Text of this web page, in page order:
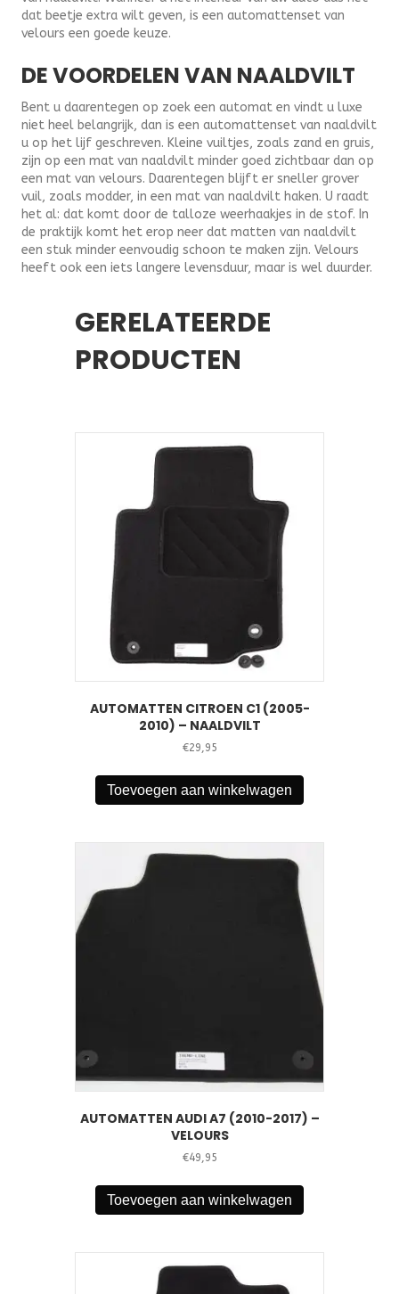
dat beetje extra wilt geven, is een automattenset van
velours een goede keuze.
DE VOORDELEN VAN NAALDVILT
Bent u daarentegen op zoek een automat en vindt u luxe
niet heel belangrijk, dan is een automattenset van naaldvilt
u op het lijf geschreven. Kleine vuiltjes, zoals zand en gruis,
zijn op een mat van naaldvilt minder goed zichtbaar dan op
een mat van velours. Daarentegen blijft er sneller grover
vuil, zoals modder, in een mat van naaldvilt haken. U raadt
het al: dat komt door de talloze weerhaakjes in de stof. In
de praktijk komt het erop neer dat matten van naaldvilt
een stuk minder eenvoudig schoon te maken zijn. Velours
heeft ook een iets langere levensduur, maar is wel duurder.
GERELATEERDE
PRODUCTEN
AUTOMATTEN CITROEN C1 (2005-
2010) – NAALDVILT
€29,95
Toevoegen aan winkelwagen
AUTOMATTEN AUDI A7 (2010-2017) –
VELOURS
€49,95
Toevoegen aan winkelwagen